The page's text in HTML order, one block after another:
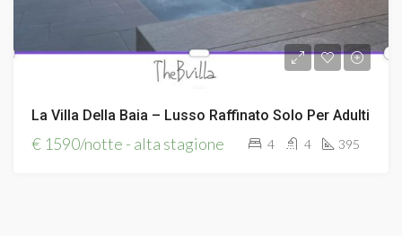
La Villa Della Baia – Lusso Raffinato Solo Per Adulti
€ 1590/notte - alta stagione 4 4 395